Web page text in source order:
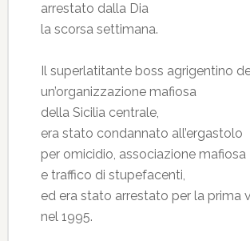
arrestato dalla Dia
la scorsa settimana.
Il superlatitante boss agrigentino
un’organizzazione mafiosa
della Sicilia centrale,
era stato condannato all’ergastolo
per omicidio, associazione mafiosa
e traffico di stupefacenti,
ed era stato arrestato per la prima
nel 1995.